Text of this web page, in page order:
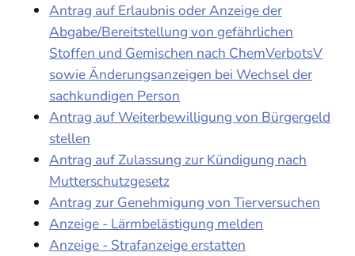
Antrag auf Erlaubnis oder Anzeige der
Abgabe/Bereitstellung von gefährlichen
Stoffen und Gemischen nach ChemVerbotsV
sowie Änderungsanzeigen bei Wechsel der
sachkundigen Person
Antrag auf Weiterbewilligung von Bürgergeld
stellen
Antrag auf Zulassung zur Kündigung nach
Mutterschutzgesetz
Antrag zur Genehmigung von Tierversuchen
Anzeige - Lärmbelästigung melden
Anzeige - Strafanzeige erstatten